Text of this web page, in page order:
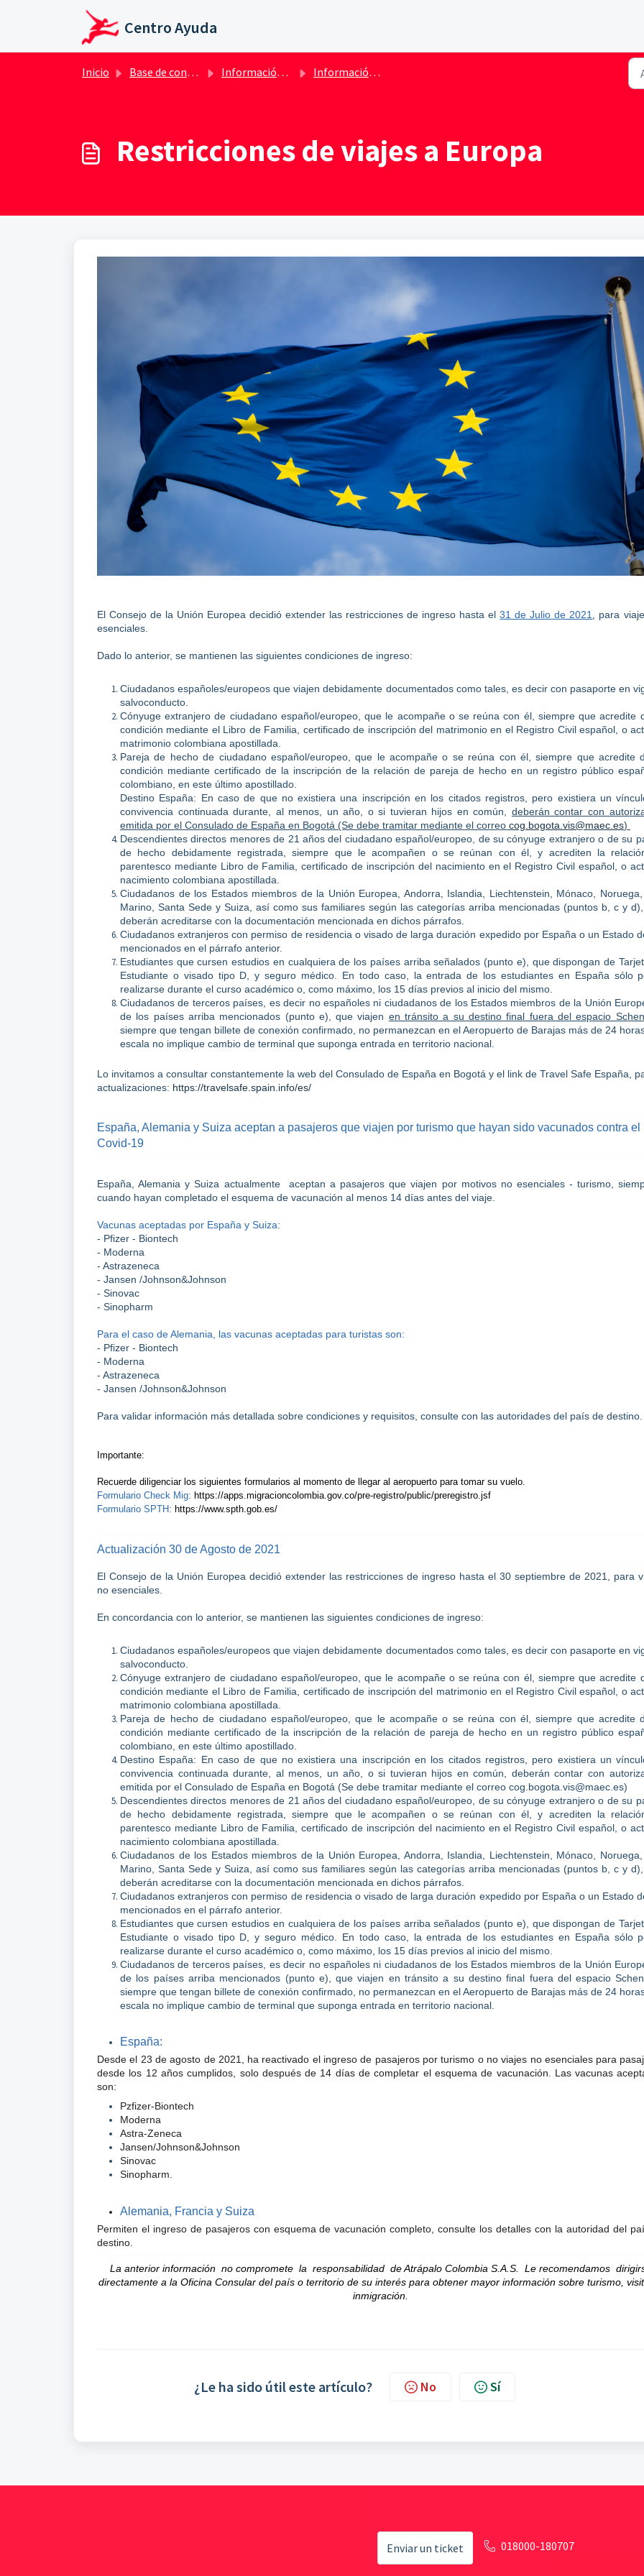
Saltar al contenido principal
Centro Ayuda
Inicio Base de conocimientos Información importante por afectación de COVID -19 Información de requisitos de viaje durante la pandemia | Covid-19
Restricciones de viajes a Europa
El Consejo de la Unión Europea decidió extender las restricciones de ingreso hasta el31 de Julio de 2021
, para
esenciales.
Dado lo anterior, se mantienen las siguientes condiciones de ingreso:
Ciudadanos españoles/europeos que viajen debidamente documentados como tales, es decir con pasaporte en
salvoconducto.
Cónyuge extranjero de ciudadano español/europeo, que le acompañe o se reúna con él, siempre que acredite
condición mediante el Libro de Familia, certificado de inscripción del matrimonio en el Registro Civil español, o
matrimonio colombiana apostillada.
Pareja de hecho de ciudadano español/europeo, que le acompañe o se reúna con él, siempre que acredite
condición mediante certificado de la inscripción de la relación de pareja de hecho en un registro público
colombiano, en este último apostillado.
Destino España: En caso de que no existiera una inscripción en los citados registros, pero existiera un
convivencia continuada durante, al menos, un año, o si tuvieran hijos en común, deberán contar con
emitida por el Consulado de España en Bogotá (Se debe tramitar mediante el correo cog.bogota.vis@maec.es)
Descendientes directos menores de 21 años del ciudadano español/europeo, de su cónyuge extranjero o de su
de hecho debidamente registrada, siempre que le acompañen o se reúnan con él, y acrediten la
parentesco mediante Libro de Familia, certificado de inscripción del nacimiento en el Registro Civil español, o
nacimiento colombiana apostillada.
Ciudadanos de los Estados miembros de la Unión Europea, Andorra, Islandia, Liechtenstein, Mónaco, Noruega,
Marino, Santa Sede y Suiza, así como sus familiares según las categorías arriba mencionadas (puntos b, c y
deberán acreditarse con la documentación mencionada en dichos párrafos.
Ciudadanos extranjeros con permiso de residencia o visado de larga duración expedido por España o un Estado
mencionados en el párrafo anterior.
Estudiantes que cursen estudios en cualquiera de los países arriba señalados (punto e), que dispongan de
Estudiante o visado tipo D, y seguro médico. En todo caso, la entrada de los estudiantes en España sólo
realizarse durante el curso académico o, como máximo, los 15 días previos al inicio del mismo.
Ciudadanos de terceros países, es decir no españoles ni ciudadanos de los Estados miembros de la Unión
de los países arriba mencionados (punto e), que viajen en tránsito a su destino final fuera del espacio
siempre que tengan billete de conexión confirmado, no permanezcan en el Aeropuerto de Barajas más de 24
escala no implique cambio de terminal que suponga entrada en territorio nacional.
Lo invitamos a consultar constantemente la web del Consulado de España en Bogotá y el link de Travel Safe España,
actualizaciones: https://travelsafe.spain.info/es/
España, Alemania y Suiza aceptan a pasajeros que viajen por turismo que hayan sido vacunados contra el
Covid-19
España, Alemania y Suiza actualmente aceptan a pasajeros que viajen por motivos no esenciales - turismo,
cuando hayan completado el esquema de vacunación al menos 14 días antes del viaje.
Vacunas aceptadas por España y Suiza:
- Pfizer - Biontech
- Moderna
- Astrazeneca
- Jansen /Johnson&Johnson
- Sinovac
- Sinopharm
Para el caso de Alemania, las vacunas aceptadas para turistas son:
- Pfizer - Biontech
- Moderna
- Astrazeneca
- Jansen /Johnson&Johnson
Para validar información más detallada sobre condiciones y requisitos, consulte con las autoridades del país de destino.
Importante:
Recuerde diligenciar los siguientes formularios al momento de llegar al aeropuerto para tomar su vuelo.
Formulario Check Mig: https://apps.migracioncolombia.gov.co/pre-registro/public/preregistro.jsf
Formulario SPTH: https://www.spth.gob.es/
Actualización 30 de Agosto de 2021
El Consejo de la Unión Europea decidió extender las restricciones de ingreso hasta el 30 septiembre de 2021, para
no esenciales.
En concordancia con lo anterior, se mantienen las siguientes condiciones de ingreso:
Ciudadanos españoles/europeos que viajen debidamente documentados como tales, es decir con pasaporte en
salvoconducto.
Cónyuge extranjero de ciudadano español/europeo, que le acompañe o se reúna con él, siempre que acredite
condición mediante el Libro de Familia, certificado de inscripción del matrimonio en el Registro Civil español, o
matrimonio colombiana apostillada.
Pareja de hecho de ciudadano español/europeo, que le acompañe o se reúna con él, siempre que acredite
condición mediante certificado de la inscripción de la relación de pareja de hecho en un registro público
colombiano, en este último apostillado.
Destino España: En caso de que no existiera una inscripción en los citados registros, pero existiera un
convivencia continuada durante, al menos, un año, o si tuvieran hijos en común, deberán contar con
emitida por el Consulado de España en Bogotá (Se debe tramitar mediante el correo cog.bogota.vis@maec.es)
Descendientes directos menores de 21 años del ciudadano español/europeo, de su cónyuge extranjero o de su
de hecho debidamente registrada, siempre que le acompañen o se reúnan con él, y acrediten la
parentesco mediante Libro de Familia, certificado de inscripción del nacimiento en el Registro Civil español, o
nacimiento colombiana apostillada.
Ciudadanos de los Estados miembros de la Unión Europea, Andorra, Islandia, Liechtenstein, Mónaco, Noruega,
Marino, Santa Sede y Suiza, así como sus familiares según las categorías arriba mencionadas (puntos b, c y
deberán acreditarse con la documentación mencionada en dichos párrafos.
Ciudadanos extranjeros con permiso de residencia o visado de larga duración expedido por España o un Estado
mencionados en el párrafo anterior.
Estudiantes que cursen estudios en cualquiera de los países arriba señalados (punto e), que dispongan de
Estudiante o visado tipo D, y seguro médico. En todo caso, la entrada de los estudiantes en España sólo
realizarse durante el curso académico o, como máximo, los 15 días previos al inicio del mismo.
Ciudadanos de terceros países, es decir no españoles ni ciudadanos de los Estados miembros de la Unión
de los países arriba mencionados (punto e), que viajen en tránsito a su destino final fuera del espacio
siempre que tengan billete de conexión confirmado, no permanezcan en el Aeropuerto de Barajas más de 24
escala no implique cambio de terminal que suponga entrada en territorio nacional.
España:
Desde el 23 de agosto de 2021, ha reactivado el ingreso de pasajeros por turismo o no viajes no esenciales para
desde los 12 años cumplidos, solo después de 14 días de completar el esquema de vacunación. Las vacunas
son:
Pzfizer-Biontech
Moderna
Astra-Zeneca
Jansen/Johnson&Johnson
Sinovac
Sinopharm.
Alemania, Francia y Suiza
Permiten el ingreso de pasajeros con esquema de vacunación completo, consulte los detalles con la autoridad del
destino.
La anterior información no compromete la responsabilidad de Atrápalo Colombia S.A.S. Le recomendamos
directamente a la Oficina Consular del país o territorio de su interés para obtener mayor información sobre turismo,
inmigración.
¿Le ha sido útil este artículo? No Sí
Enviar un ticket 018000-180707